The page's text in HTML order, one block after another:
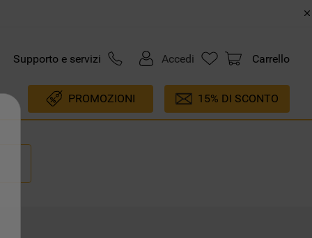
Supporto e servizi Accedi Carrello
PROMOZIONI 15% DI SCONTO